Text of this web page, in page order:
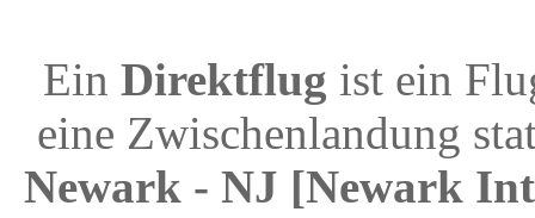
Ein Direktflug ist ein
eine Zwischenlandung
Newark - NJ [Newark